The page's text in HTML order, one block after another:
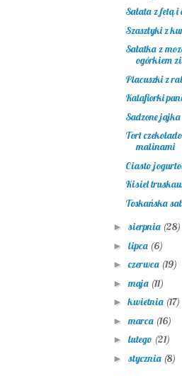
Sałata z fetą i
Szaszłyki z
Sałatka z
ogórkiem
Placuszki z
Kalafiorki
Sadzone jajka
Tort
malinami
Ciasto
Kisiel
Toskańska
► sierpnia (28)
► lipca (6)
►czerwca (19)
► maja (11)
►kwietnia (17)
► marca (16)
► lutego (21)
► stycznia (8)